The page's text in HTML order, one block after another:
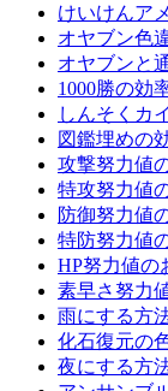
けいけんア
オヤブン色
オヤブンと
1000勝の効
しんそくカ
図鑑埋めの
攻撃努力値
特攻努力値
防御努力値
特防努力値
HP努力値の
素早さ努力
雨にする方
化石復元の
夜にする方